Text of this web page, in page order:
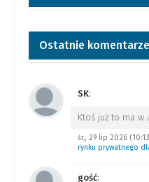
Ostatnie komentarze
SK:
Ktoś już to ma w
śr., 29 lip 2026
rynku prywatnego
gość: